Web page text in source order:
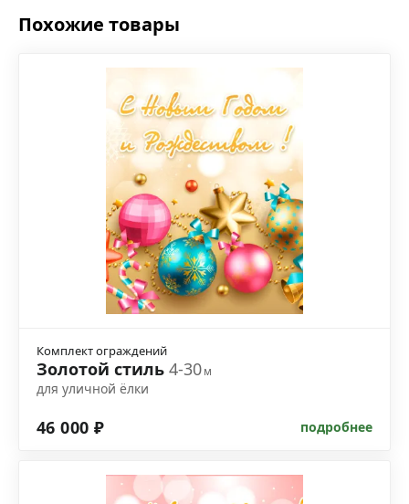
Похожие товары
Комплект ограждений
Золотой стиль 4-30м
для уличной ёлки
46 000 ₽ подробнее